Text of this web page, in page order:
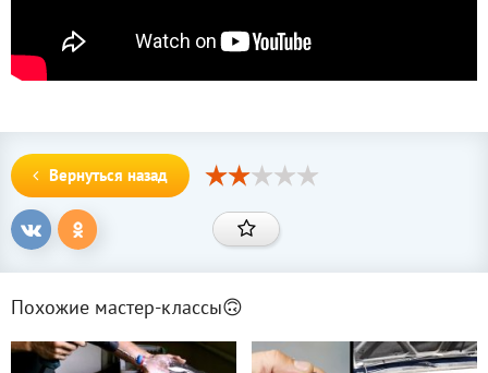
Вернуться назад
Похожие мастер-классы🙃